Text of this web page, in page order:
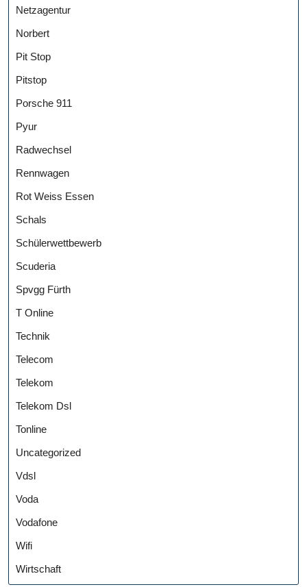
Netzagentur
Norbert
Pit Stop
Pitstop
Porsche 911
Pyur
Radwechsel
Rennwagen
Rot Weiss Essen
Schals
Schülerwettbewerb
Scuderia
Spvgg Fürth
T Online
Technik
Telecom
Telekom
Telekom Dsl
Tonline
Uncategorized
Vdsl
Voda
Vodafone
Wifi
Wirtschaft